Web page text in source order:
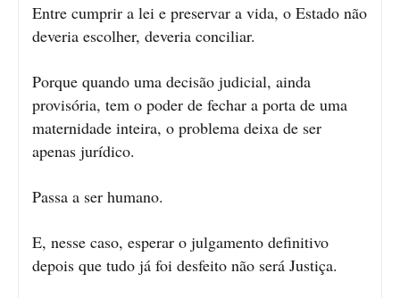
Entre cumprir a lei e preservar a vida, o Estado não
deveria escolher, deveria conciliar.
Porque quando uma decisão judicial, ainda
provisória, tem o poder de fechar a porta de uma
maternidade inteira, o problema deixa de ser
apenas jurídico.
Passa a ser humano.
E, nesse caso, esperar o julgamento definitivo
depois que tudo já foi desfeito não será Justiça.